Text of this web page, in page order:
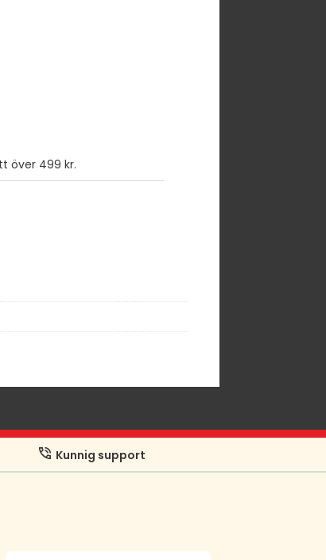
över 499 kr.
Kunnig support